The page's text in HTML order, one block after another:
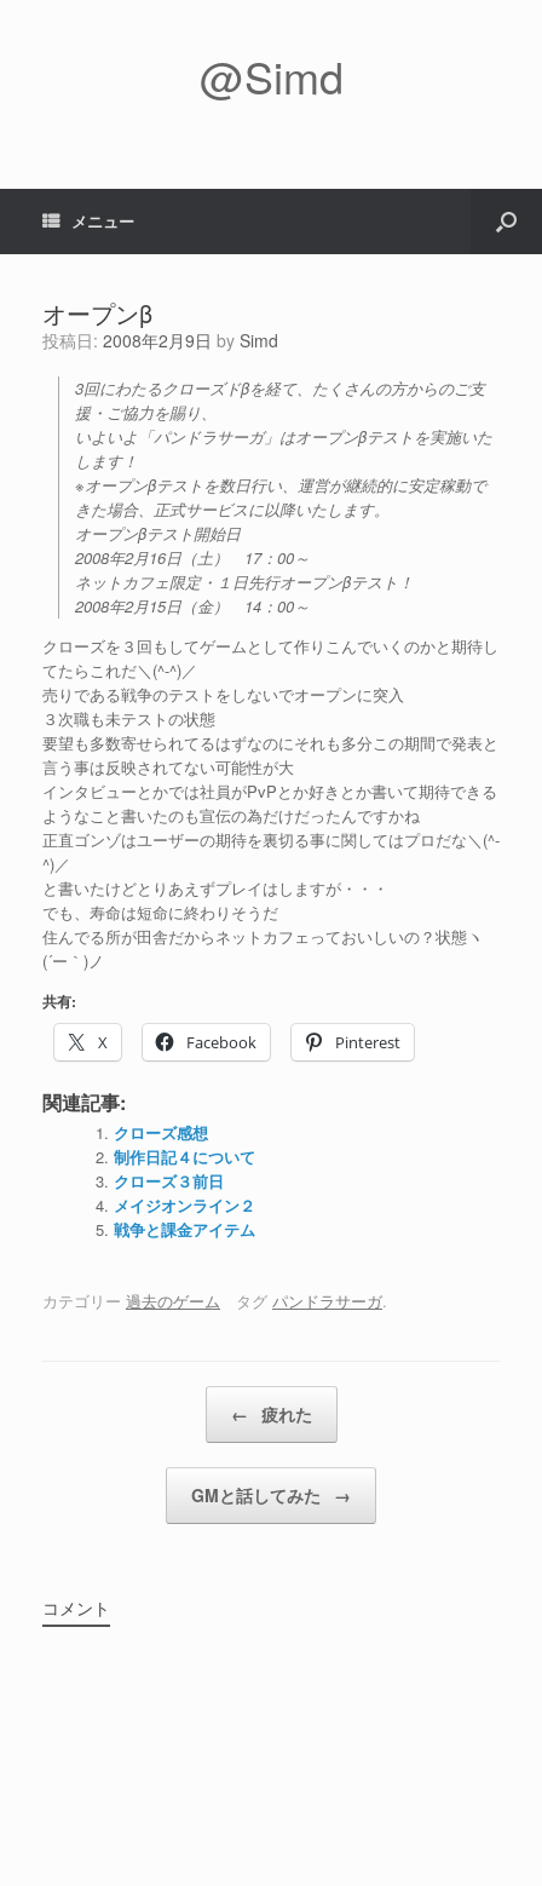
@Simd
メニュー
オープンβ
投稿日: 2008年2月9日 by Simd
3回にわたるクローズドβを経て、たくさんの方からのご支
援・ご協力を賜り、
いよいよ「パンドラサーガ」はオープンβテストを実施いた
します！
※オープンβテストを数日行い、運営が継続的に安定稼動で
きた場合、正式サービスに以降いたします。
オープンβテスト開始日
2008年2月16日（土） 17：00～
ネットカフェ限定・１日先行オープンβテスト！
2008年2月15日（金） 14：00～
クローズを３回もしてゲームとして作りこんでいくのかと期待し
てたらこれだ＼(^-^)／
売りである戦争のテストをしないでオープンに突入
３次職も未テストの状態
要望も多数寄せられてるはずなのにそれも多分この期間で発表と
言う事は反映されてない可能性が大
インタビューとかでは社員がPvPとか好きとか書いて期待できる
ようなこと書いたのも宣伝の為だけだったんですかね
正直ゴンゾはユーザーの期待を裏切る事に関してはプロだな＼(^-
^)／
と書いたけどとりあえずプレイはしますが・・・
でも、寿命は短命に終わりそうだ
住んでる所が田舎だからネットカフェっておいしいの？状態ヽ
(´ー｀)ノ
共有:
X
Facebook Pinterest
関連記事:
クローズ感想
制作日記４について
クローズ３前日
メイジオンライン２
戦争と課金アイテム
カテゴリー 過去のゲーム タグ パンドラサーガ.
← 疲れた
GMと話してみた →
コメント